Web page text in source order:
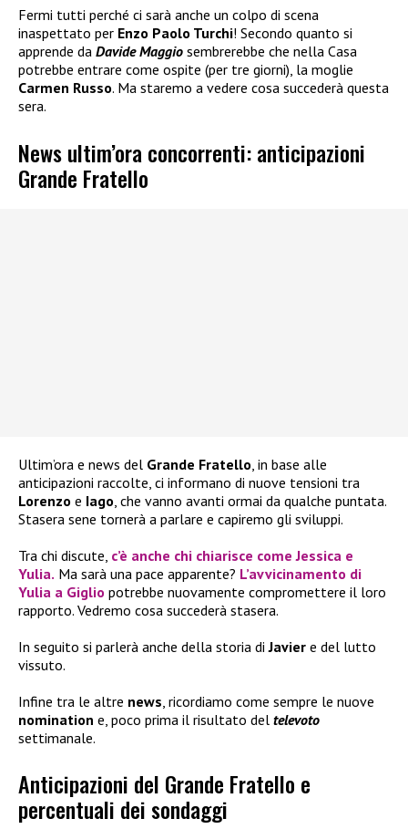
Fermi tutti perché ci sarà anche un colpo di scena
inaspettato per Enzo Paolo Turchi! Secondo quanto si
apprende da Davide Maggio sembrerebbe che nella Casa
potrebbe entrare come ospite (per tre giorni), la moglie
Carmen Russo. Ma staremo a vedere cosa succederà questa
sera.
News ultim’ora concorrenti: anticipazioni
Grande Fratello
Ultim’ora e news del Grande Fratello , in base alle
anticipazioni raccolte, ci informano di nuove tensioni tra
Lorenzo e Iago , che vanno avanti ormai da qualche puntata.
Stasera sene tornerà a parlare e capiremo gli sviluppi.
Tra chi discute, c’è anche chi chiarisce comeJessica e
Yulia. Ma sarà una pace apparente? L’avvicinamento di
Yulia a Giglio potrebbe nuovamente compromettere il loro
rapporto. Vedremo cosa succederà stasera.
In seguito si parlerà anche della storia diJavier e del lutto
vissuto.
Infine tra le altre news , ricordiamo come sempre le nuove
nomination e, poco prima il risultato del televoto
settimanale.
Anticipazioni del Grande Fratello e
percentuali dei sondaggi